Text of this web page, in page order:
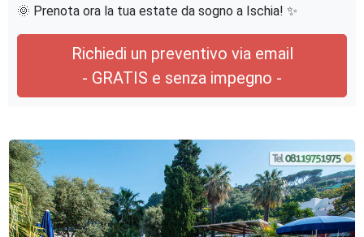
🌞 Prenota ora la tua estate da sogno a Ischia! ✨
Richiedi un preventivo via email
- GRATIS e senza impegno -